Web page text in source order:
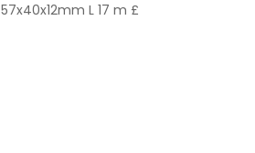
57x40x12mm L 17 m £